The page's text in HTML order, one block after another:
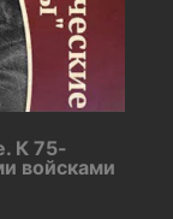
К 75-
войсками